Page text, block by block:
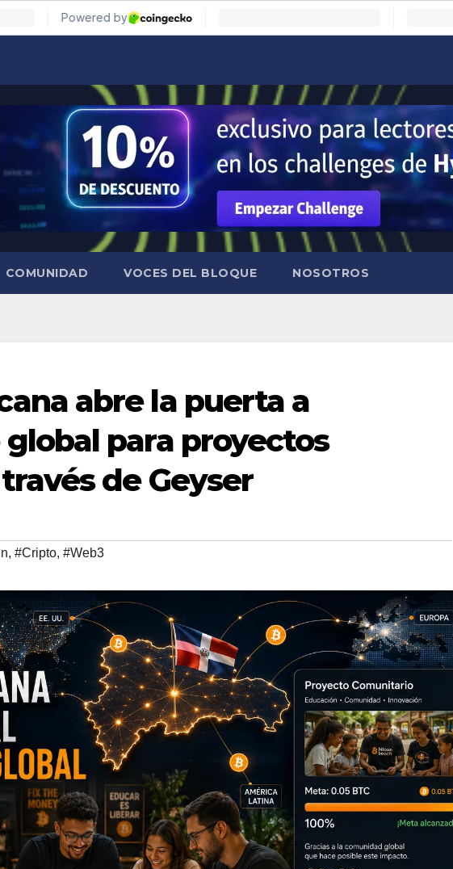
COMUNIDAD VOCES DEL BLOQUE NOSOTROS
abre la puerta a
para proyectos
de Geyser
, #Cripto, #Web3